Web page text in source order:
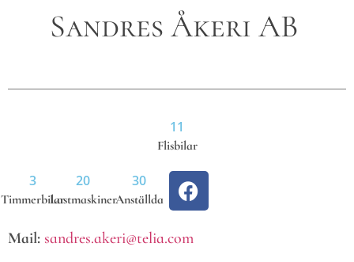
Sandres Åkeri AB
Flisbilar
11
Timmerbilar
3
Lastmaskiner
20
Anställda
30
Mail: sandres.akeri@telia.com